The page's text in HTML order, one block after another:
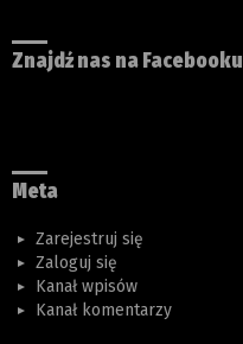
Znajdź nas na Facebooku
Meta
Zarejestruj się
Zaloguj się
Kanał wpisów
Kanał komentarzy